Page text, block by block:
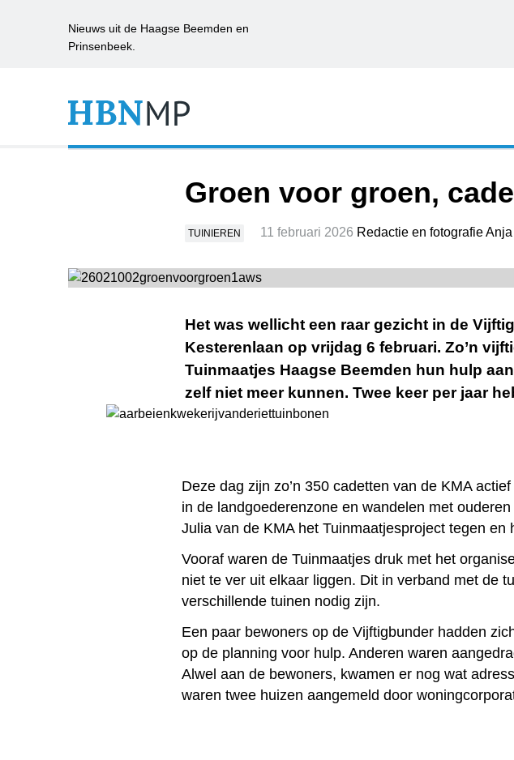
Nieuws uit de Haagse Beemden en
Prinsenbeek.
Groen voor groen,
TUINIEREN 11 februari 2026 Redactie en fotografie
Het was wellicht een raar gezicht in de
Kesterenlaan op vrijdag 6 februari. Zo’n
Tuinmaatjes Haagse Beemden hun hulp
zelf niet meer kunnen. Twee keer per jaar
Deze dag zijn zo’n 350 cadetten van de KMA
in de landgoederenzone en wandelen met
Julia van de KMA het Tuinmaatjesproject tegen en
Vooraf waren de Tuinmaatjes druk met het
niet te ver uit elkaar liggen. Dit in verband met de
verschillende tuinen nodig zijn.
Een paar bewoners op de Vijftigbunder hadden
op de planning voor hulp. Anderen waren
Alwel aan de bewoners, kwamen er nog wat
waren twee huizen aangemeld door